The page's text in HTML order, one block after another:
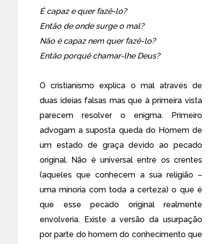
É capaz e quer fazê-lo?
Então de onde surge o mal?
Não é capaz nem quer fazê-lo?
Então porquê chamar-lhe Deus?
O cristianismo explica o mal através de
duas ideias falsas mas que à primeira vista
parecem resolver o enigma. Primeiro
advogam a suposta queda do Homem de
um estado de graça devido ao pecado
original. Não é universal entre os crentes
(aqueles que conhecem a sua religião –
uma minoria com toda a certeza) o que é
que esse pecado original realmente
envolveria. Existe a versão da usurpação
por parte do homem do conhecimento que